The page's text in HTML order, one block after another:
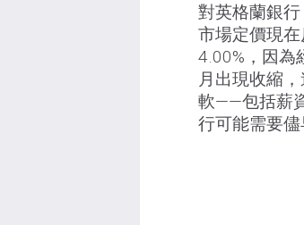
對英格蘭銀
市場定價現
4.00%，因為
月出現收縮
軟——包括薪
行可能需要儘